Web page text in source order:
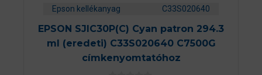
Epson kellékanyag C33S020640
EPSON SJIC30P(C) Cyan patron 294.3
ml (eredeti) C33S020640 C7500G
címkenyomtatóhoz